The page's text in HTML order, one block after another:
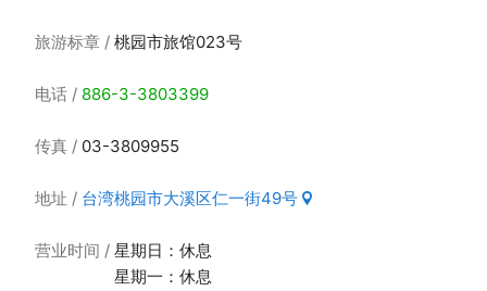
旅游标章 桃园市旅馆023号
电话 886-3-3803399
传真 03-3809955
地址 台湾桃园市大溪区仁一街49号
营业时间
星期日：休息
星期一：休息